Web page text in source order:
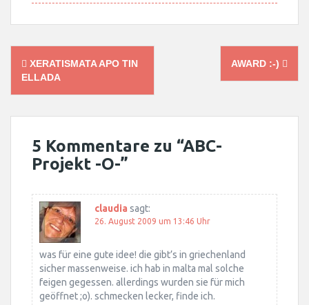
Post
navigation
XERATISMATA APO TIN
ELLADA
AWARD :-)
5 Kommentare zu “ABC-
Projekt -O-”
claudia sagt:
26. August 2009 um 13:46 Uhr
was für eine gute idee! die gibt’s in griechenland
sicher massenweise. ich hab in malta mal solche
feigen gegessen. allerdings wurden sie für mich
geöffnet ;o). schmecken lecker, finde ich.